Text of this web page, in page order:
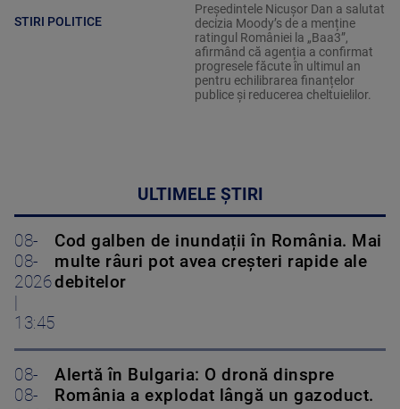
STIRI POLITICE
Președintele Nicușor Dan a salutat
decizia Moody’s de a menține
ratingul României la „Baa3”,
afirmând că agenția a confirmat
progresele făcute în ultimul an
pentru echilibrarea finanțelor
publice și reducerea cheltuielilor.
ULTIMELE ȘTIRI
08-
08-
2026
13:45
Cod galben de inundații în România. Mai
multe râuri pot avea creșteri rapide ale
debitelor
08-
08-
Alertă în Bulgaria: O dronă dinspre
România a explodat lângă un gazoduct.